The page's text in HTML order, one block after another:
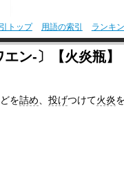
トップ 用語の索引 ランキ
ン‐〕【火炎瓶】
を詰め 、投げつけて火炎